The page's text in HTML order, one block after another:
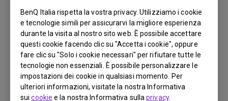
BenQ Italia rispetta la vostra privacy. Utilizziamo i cookie
e tecnologie simili per assicurarvi la migliore esperienza
durante la visita al nostro sito web. È possibile accettare
questi cookie facendo clic su "Accetta i cookie", oppure
fare clic su "Solo i cookie necessari" per rifiutare tutte le
tecnologie non essenziali. È possibile personalizzare le
impostazioni dei cookie in qualsiasi momento. Per
ulteriori informazioni, visitate la nostra Informativa
suicookie e la nostra Informativa sullaprivacy.
Aggiorna:2023/03/15
Dimensioni file:30.72 KB
Scarica